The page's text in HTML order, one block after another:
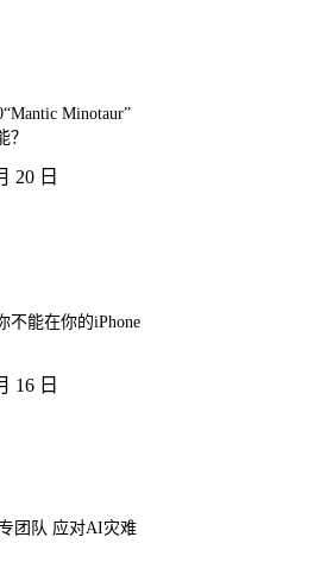
Minotaur”
？
20 日
不能在你的iPhone
16 日
团队 应对AI灾难